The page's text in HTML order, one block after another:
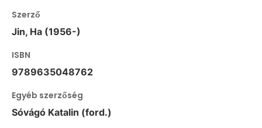
Szerző
Jin, Ha (1956-)
ISBN
9789635048762
Egyéb szerzőség
Sóvágó Katalin (ford.)